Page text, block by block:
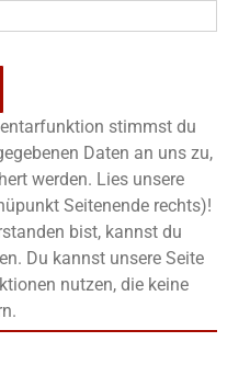
stimmst du
Daten an uns zu,
werden. Lies unsere
Seitenende rechts)!
bist, kannst du
Du kannst unsere Seite
nutzen, die keine